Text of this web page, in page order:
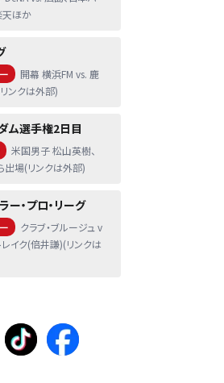
天ほか
開幕 横浜FM vs. 鹿
ンクは外部)
ム選手権2日目
米国男子 松山英樹、
出場(リンクは外部)
ー・プロ・リーグ
クラブ・ブルージュ v
レイク(倍井謙)(リンクは